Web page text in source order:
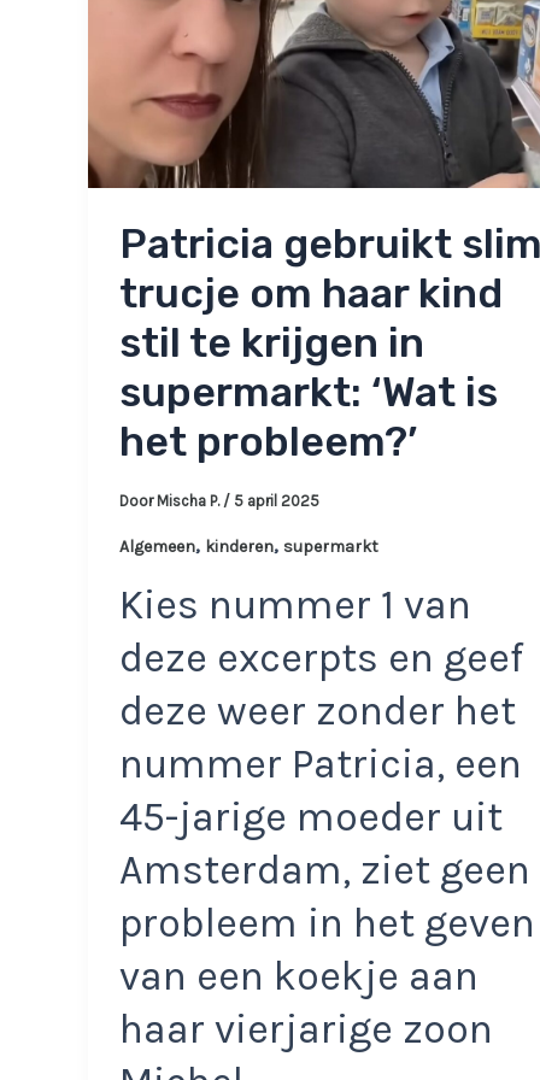
Patricia gebruikt slim
trucje om haar kind
stil te krijgen in
supermarkt: ‘Wat is
het probleem?’
Door Mischa P. / 5 april 2025
Algemeen, kinderen, supermarkt
Kies nummer 1 van
deze excerpts en geef
deze weer zonder het
nummer Patricia, een
45-jarige moeder uit
Amsterdam, ziet geen
probleem in het geven
van een koekje aan
haar vierjarige zoon